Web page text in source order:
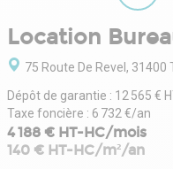
Location
75 Route De Revel, 31400
Dépôt de garantie : 12 565 €
Taxe foncière : 6 732 €/an
4 188 € HT-HC/mois
140 € HT-HC/m²/an